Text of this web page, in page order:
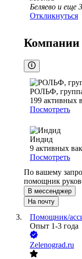
Беляево и еще 3
Откликнуться
Компании
РОЛЬФ,
199 активных
Посмотреть
Индид
9 активных
Посмотреть
По вашему
помощник
В мессенджер
На почту
Помощник/
Опыт 1-3 года
Zelenograd.ru